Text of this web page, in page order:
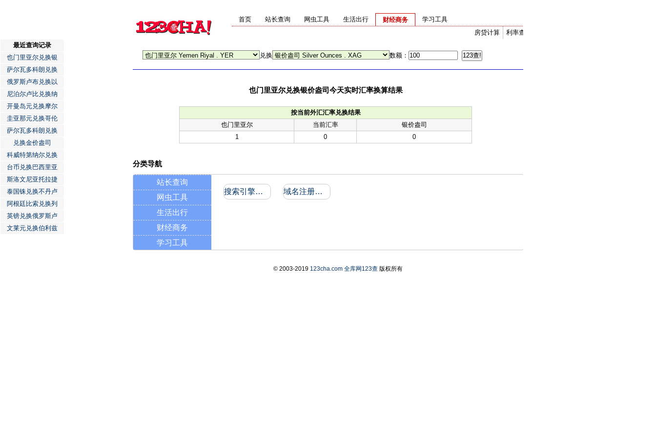
首页 站长查询 网虫工具 生活出行
财经商务
利率查询
房贷计算
学习工具
兑换 数额：
也门里亚尔兑换银价盎司今天实时汇率换算结果
按当前外汇汇率兑换结果
也门里亚尔
当前汇率
银价盎司
1
0 0
最近查询记录
也门里亚尔兑换银
萨尔瓦多科朗兑换
俄罗斯卢布兑换以
尼泊尔卢比兑换纳
开曼岛元兑换摩尔
圭亚那元兑换哥伦
萨尔瓦多科朗兑换
兑换金价盎司
科威特第纳尔兑换
台币兑换巴西里亚
斯洛文尼亚托拉捷
泰国铢兑换不丹卢
阿根廷比索兑换列
英镑兑换俄罗斯卢
文莱元兑换伯利兹
分类导航
站长查询
网虫工具
生活出行
财经商务
学习工具
搜索引擎收录和反向链接 域名注册信息
© 2003-2019 123cha.com 全库网123查版权所有